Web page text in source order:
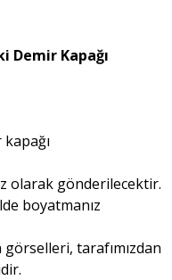
Demir Kapağı
olarak gönderilecektir.
boyatmanız
tarafımızdan